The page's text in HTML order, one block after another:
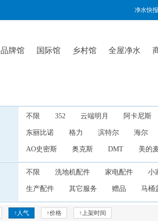
净水快报
品牌馆 国际馆 乡村馆 全屋净水
不限 352 云端明月 阿卡尼斯
东丽比诺 格力 滨特尔 海尔
AO史密斯 奥克斯 DMT 美的
不限 洗地机配件 家电配件 小
生产配件 其它服务 赠品 马桶
↑人气 ↑价格 ↑上架时间